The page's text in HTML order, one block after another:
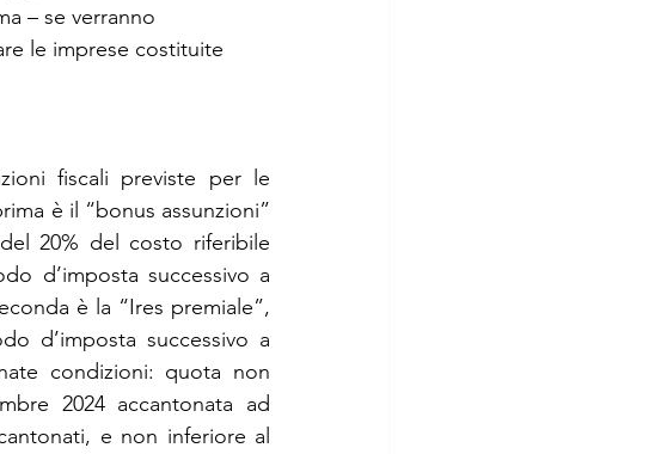
– se verranno
le imprese costituite
fiscali previste per le
è il “bonus assunzioni”
20% del costo riferibile
d’imposta successivo a
è la “Ires premiale”,
d’imposta successivo a
condizioni: quota non
2024 accantonata ad
e non inferiore al